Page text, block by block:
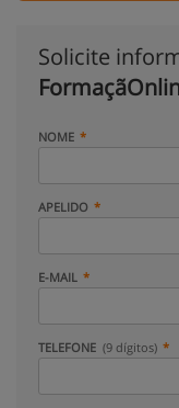
Solicite
NOME
APELIDO
E-MAIL
TELEFONE (9 dígitos)